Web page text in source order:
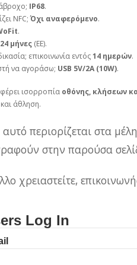
IP68.
NFC;Όχι αναφερόμενο.
.
24 μήνες (ΕΕ).
επικοινωνία εντός14 ημερών.
να αγοράσω; USB 5V/2A (10W).
ισορροπία οθόνης, κλήσεων
άθληση.
περιορίζεται στα
στην παρούσα
χρειαστείτε,
Log In